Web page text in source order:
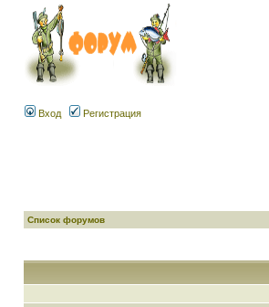
Вход Регистрация
Список форумов